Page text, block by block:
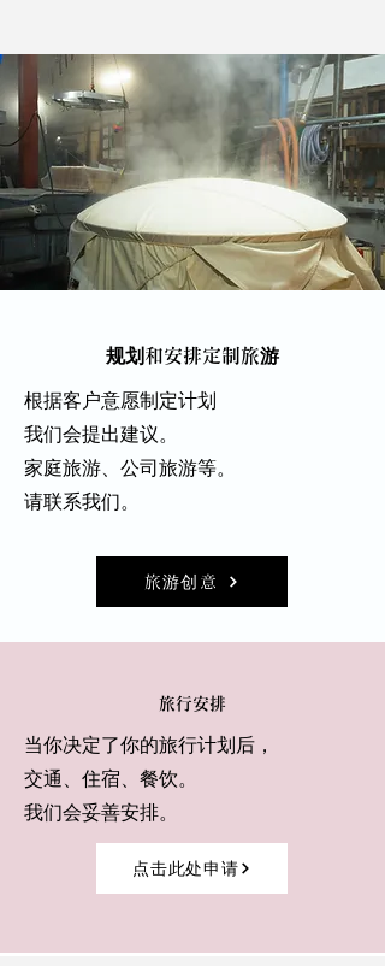
规划和安排定制旅游
根据客户意愿制定计划
我们会提出建议。
家庭旅游、公司旅游等。
请联系我们。
旅游创意
旅行安排
当你决定了你的旅行计划后，
交通、住宿、餐饮。
我们会妥善安排。
点击此处申请